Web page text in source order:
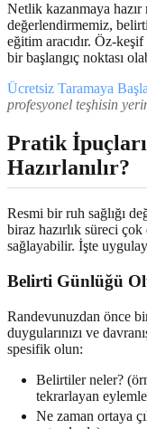
Netlik kazanmaya hazır
değerlendirmemiz,
eğitim aracıdır. Öz-
bir başlangıç noktası
Ücretsiz Taramaya
profesyonel teşhisin
Pratik
Hazırlanılır?
Resmi bir ruh sağlığı
biraz hazırlık süreci
sağlayabilir. İşte
Belirti Günlüğü
Randevunuzdan önce
duygularınızı ve
spesifik olun:
Belirtiler neler?
tekrarlayan
Ne zaman ortaya